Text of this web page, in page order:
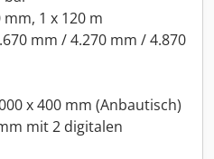
1 x 120 m
mm / 4.270 mm / 4.870
x 400 mm (Anbautisch)
mit 2 digitalen